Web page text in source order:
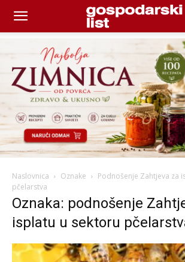
Naslovnica Oznake
Podnošenje Zahtjeva za
pčelarstva
Oznaka: podnošenje
isplatu u sektoru